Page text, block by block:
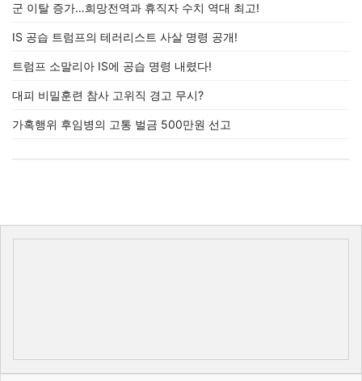
군 이탈 증가…희망전역과 휴직자 수치 역대 최고!
IS 공습 트럼프의 테러리스트 사살 명령 공개!
트럼프 소말리아 IS에 공습 명령 내렸다!
대피 비밀훈련 참사 고위직 경고 무시?
가혹행위 후임병의 고통 벌금 500만원 선고